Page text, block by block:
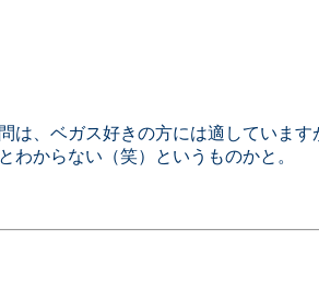
、ベガス好きの方には適していま
からない（笑）というものかと。